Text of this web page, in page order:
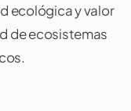
ecológica y valor
de ecosistemas